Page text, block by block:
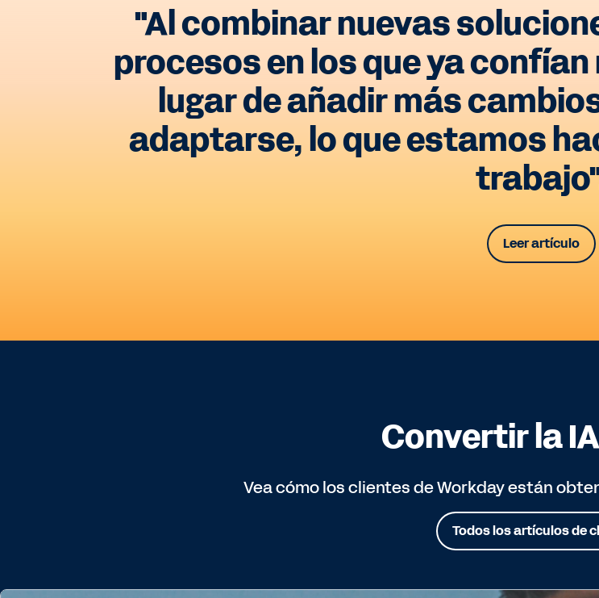
"Al combinar nuevas
procesos en los que ya
lugar de añadir más
adaptarse, lo que estamos
Leer artículo
Convertir la
Vea cómo los clientes de Workday están
Todos los artículos de